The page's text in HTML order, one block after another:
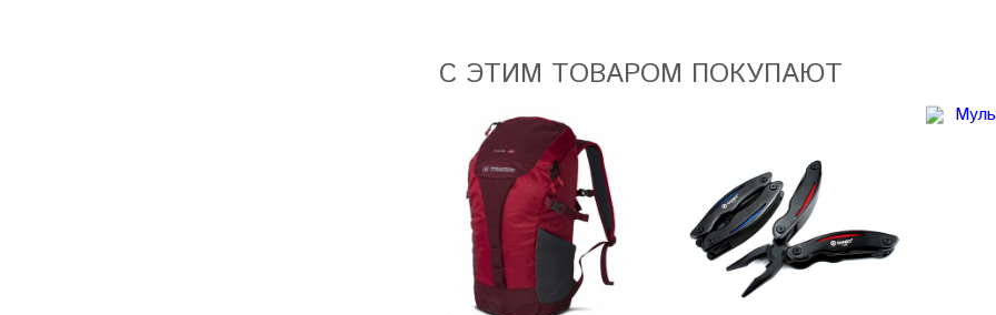
С ЭТИМ ТОВАРОМ ПОКУПАЮТ